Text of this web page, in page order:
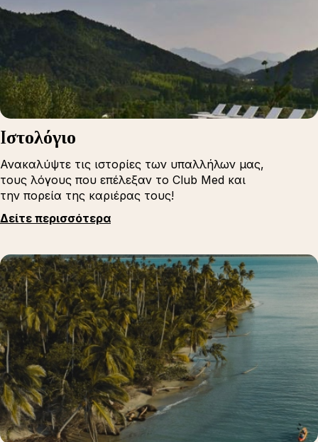
Iστολόγιο
Ανακαλύψτε τις ιστορίες των υπαλλήλων μας,
τους λόγους που επέλεξαν το Club Med και
την πορεία της καριέρας τους!
Δείτε περισσότερα